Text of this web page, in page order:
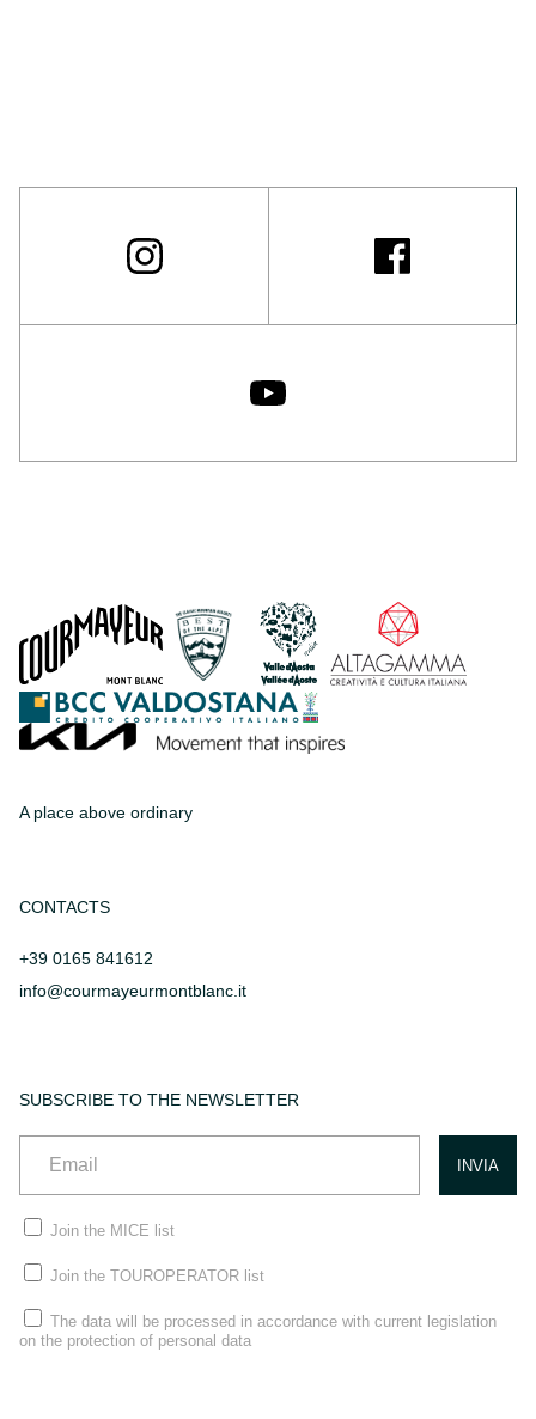
A place above ordinary
CONTACTS
+39 0165 841612
info@courmayeurmontblanc.it
SUBSCRIBE TO THE NEWSLETTER
Join the MICE list
Join the TOUROPERATOR list
The data will be processed in accordance with current legislation
on the protection of personal data